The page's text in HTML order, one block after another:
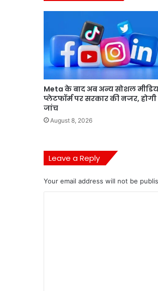
Meta के बाद अब अन्य सोशल
प्लेटफॉर्म पर सरकार की नजर, होगी
जांच
August 8, 2026
Leave a Reply
Your email address will not be